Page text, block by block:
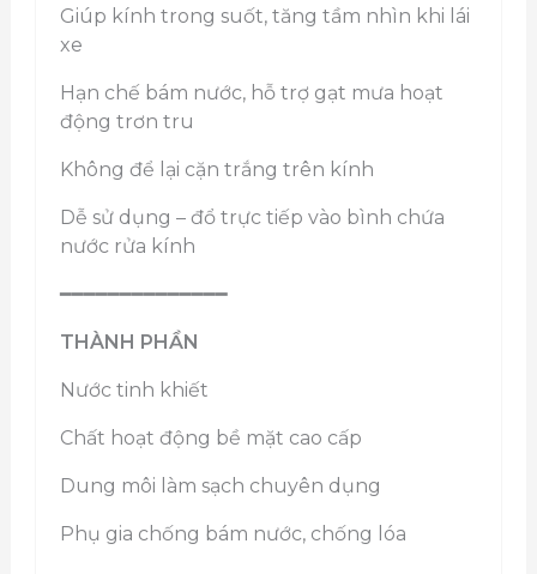
Giúp kính trong suốt, tăng tầm nhìn khi lái
xe
Hạn chế bám nước, hỗ trợ gạt mưa hoạt
động trơn tru
Không để lại cặn trắng trên kính
Dễ sử dụng – đổ trực tiếp vào bình chứa
nước rửa kính
━━━━━━━━━━━━━━
THÀNH PHẦN
Nước tinh khiết
Chất hoạt động bề mặt cao cấp
Dung môi làm sạch chuyên dụng
Phụ gia chống bám nước, chống lóa